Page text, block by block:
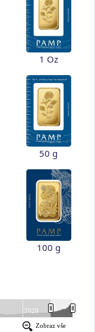
1 Oz
50 g
100 g